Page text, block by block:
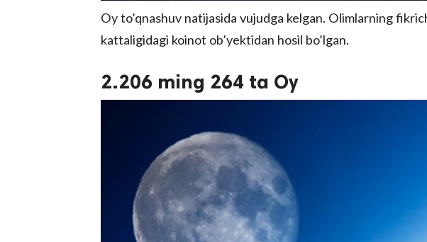
Oy to’qnashuv natijasida vujudga kelgan. Olimlarning
kattaligidagi koinot ob’yektidan hosil bo’lgan.
2.206 ming 264 ta Oy